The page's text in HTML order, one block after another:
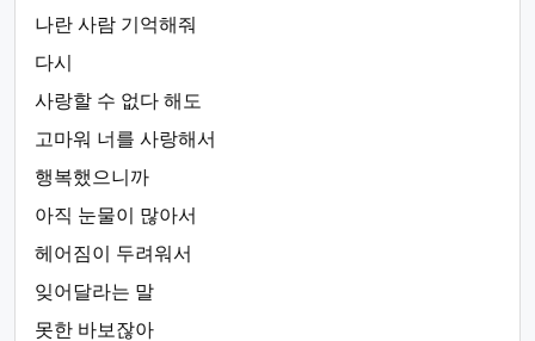
나란 사람 기억해줘
다시
사랑할 수 없다 해도
고마워 너를 사랑해서
행복했으니까
아직 눈물이 많아서
헤어짐이 두려워서
잊어달라는 말
못한 바보잖아